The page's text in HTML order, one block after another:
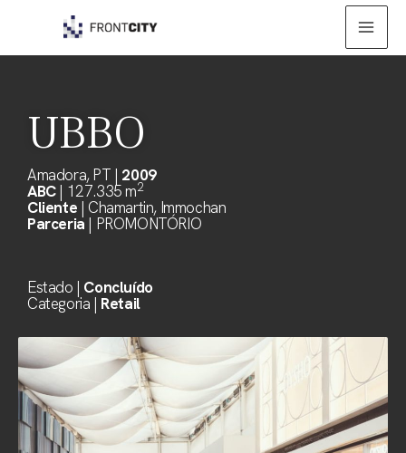
content
UBBO
Amadora, PT | 2009
ABC| 127.335 m2
Cliente | Chamartin, Immochan
Parceria | PROMONTÓRIO
Estado | Concluído
Categoria | Retail